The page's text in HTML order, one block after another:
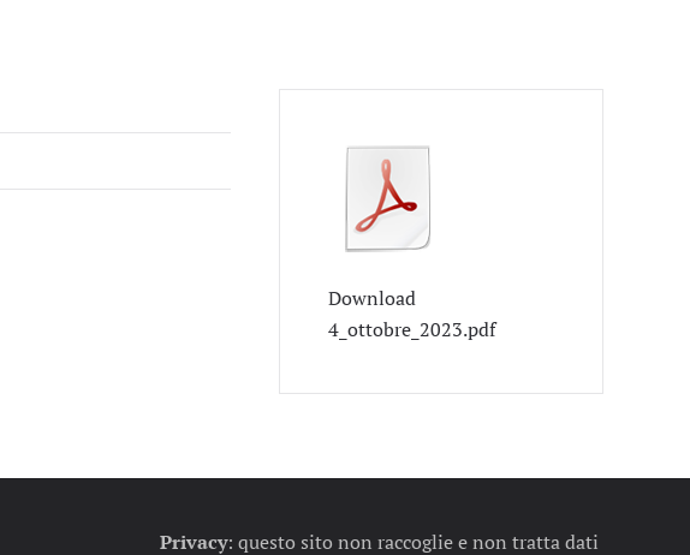
Download
4_ottobre_2023.pdf
Privacy: questo sito non raccoglie e non tratta dati